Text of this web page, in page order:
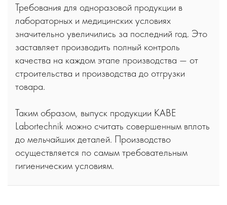
Требования для одноразовой продукции в
лабораторных и медицинских условиях
значительно увеличились за последний год. Это
заставляет производить полный контроль
качества на каждом этапе производства — от
строительства и производства до отгрузки
товара.
Таким образом, выпуск продукции KABE
Labortechnik можно считать совершенным вплоть
до мельчайших деталей. Производство
осуществляется по самым требовательным
гигиеническим условиям.